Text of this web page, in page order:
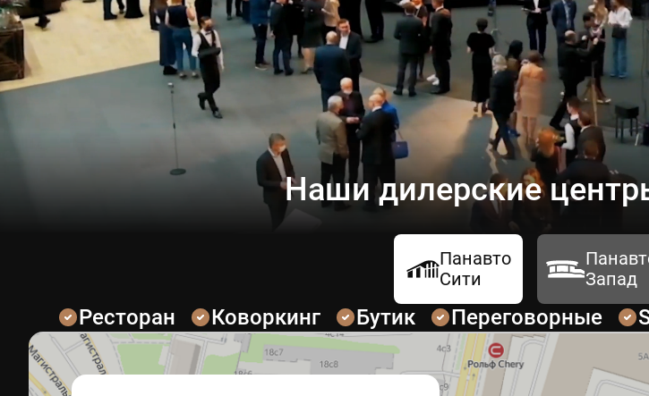
Наши дилерские
Панавто
Сити
Запад
Ресторан Коворкинг Бутик Переговорные